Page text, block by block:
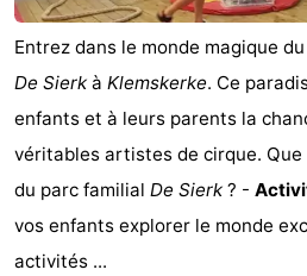
Entrez dans le monde magique
De Sierk à Klemskerke. Ce
enfants et à leurs parents la
véritables artistes de cirque.
du parc familial De Sierk ? -
vos enfants explorer le monde
activités ...